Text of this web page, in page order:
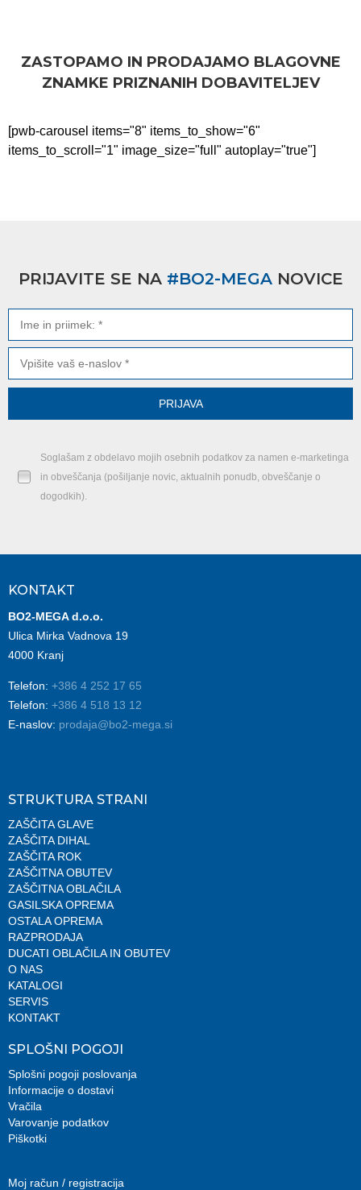
ZASTOPAMO IN PRODAJAMO BLAGOVNE
ZNAMKE PRIZNANIH DOBAVITELJEV
[pwb-carousel items="8" items_to_show="6"
items_to_scroll="1" image_size="full" autoplay="true"]
PRIJAVITE SE NA #BO2-MEGANOVICE
Soglašam z obdelavo mojih osebnih podatkov za namen e-marketinga
in obveščanja (pošiljanje novic, aktualnih ponudb, obveščanje o
dogodkih).
KONTAKT
BO2-MEGA d.o.o.
Ulica Mirka Vadnova 19
4000 Kranj
Telefon: +386 4 252 17 65
Telefon: +386 4 518 13 12
E-naslov: prodaja@bo2-mega.si
STRUKTURA STRANI
ZAŠČITA GLAVE
ZAŠČITA DIHAL
ZAŠČITA ROK
ZAŠČITNA OBUTEV
ZAŠČITNA OBLAČILA
GASILSKA OPREMA
OSTALA OPREMA
RAZPRODAJA
DUCATI OBLAČILA IN OBUTEV
O NAS
KATALOGI
SERVIS
KONTAKT
SPLOŠNI POGOJI
Splošni pogoji poslovanja
Informacije o dostavi
Vračila
Varovanje podatkov
Piškotki
Moj račun / registracija